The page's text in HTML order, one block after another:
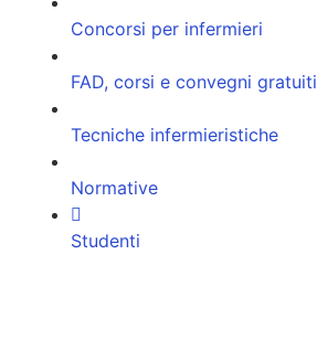
Concorsi per infermieri
FAD, corsi e convegni gratuiti
Tecniche infermieristiche
Normative
Studenti